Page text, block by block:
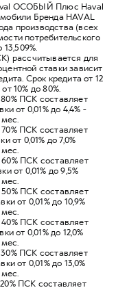
ОСОБЫЙ Плюс Haval
Бренда HAVAL
производства (всех
потребительского
рассчитывается для
ставки зависит
Срок кредита от 12
10% до 80%.
ПСК составляет
от 0,01% до 4,4% -
ПСК составляет
от 0,01% до 7,0%
ПСК составляет
от 0,01% до 9,5%
ПСК составляет
от 0,01% до 10,9%
ПСК составляет
от 0,01% до 12,0%
ПСК составляет
от 0,01% до 13,0%
ПСК составляет